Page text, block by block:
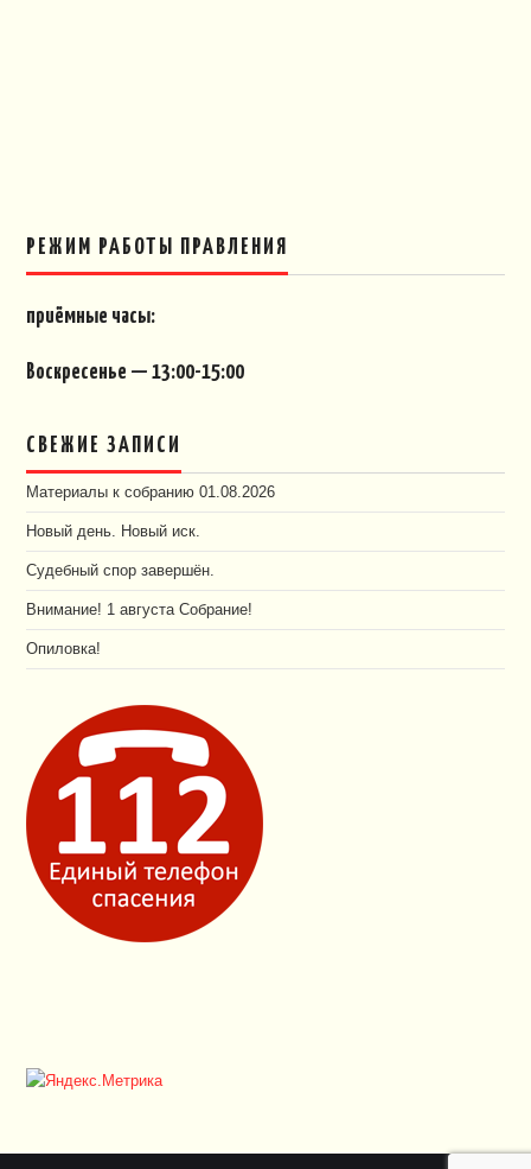
РЕЖИМ РАБОТЫ ПРАВЛЕНИЯ
приёмные часы:
Воскресенье — 13:00-15:00
СВЕЖИЕ ЗАПИСИ
Материалы к собранию 01.08.2026
Новый день. Новый иск.
Судебный спор завершён.
Внимание! 1 августа Собрание!
Опиловка!